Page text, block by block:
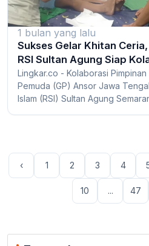
1 bulan yang lalu
Sukses Gelar Khitan
RSI Sultan Agung Siap
Lingkar.co - Kolaborasi
Pemuda (GP) Ansor Jawa
Islam (RSI) Sultan Agung
‹ 1 2 3 4
10 ... 47